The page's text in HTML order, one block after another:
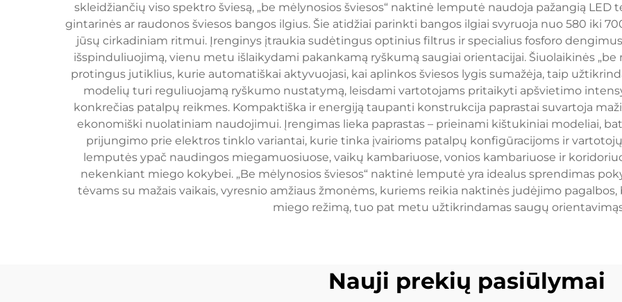
skleidžiančių viso spektro šviesą, „be mėlynosios šviesos“ naktinė lemputė naudoja pažangią
gintarinės ar raudonos šviesos bangos ilgius. Šie atidžiai parinkti bangos ilgiai svyruoja nuo 580 iki
jūsų cirkadiniam ritmui. Įrenginys įtraukia sudėtingus optinius filtrus ir specialius fosforo
išspinduliuojimą, vienu metu išlaikydami pakankamą ryškumą saugiai orientacijai. Šiuolaikinės
protingus jutiklius, kurie automatiškai aktyvuojasi, kai aplinkos šviesos lygis sumažėja, taip
modelių turi reguliuojamą ryškumo nustatymą, leisdami vartotojams pritaikyti apšvietimo
konkrečias patalpų reikmes. Kompaktiška ir energiją taupanti konstrukcija paprastai suvartoja
ekonomiški nuolatiniam naudojimui. Įrengimas lieka paprastas – prieinami kištukiniai modeliai,
prijungimo prie elektros tinklo variantai, kurie tinka įvairioms patalpų konfigūracijoms ir
lemputės ypač naudingos miegamuosiuose, vaikų kambariuose, vonios kambariuose ir
nekenkiant miego kokybei. „Be mėlynosios šviesos“ naktinė lemputė yra idealus sprendimas
tėvams su mažais vaikais, vyresnio amžiaus žmonėms, kuriems reikia naktinės judėjimo
miego režimą, tuo pat metu užtikrindamas saugų
Nauji prekių pasiūlymai